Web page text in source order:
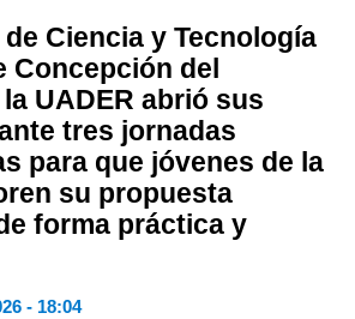
Ciencia y Tecnología
Concepción del
UADER abrió sus
tres jornadas
para que jóvenes de la
su propuesta
forma práctica y
- 18:04